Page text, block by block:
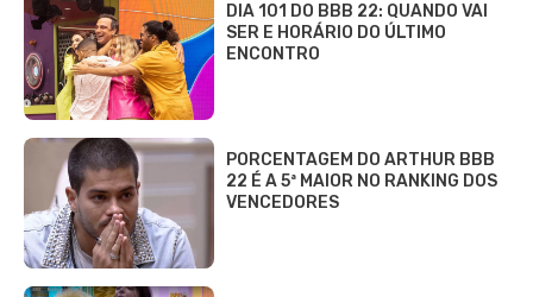
DIA 101 DO BBB 22: QUANDO VAI
SER E HORÁRIO DO ÚLTIMO
ENCONTRO
PORCENTAGEM DO ARTHUR BBB
22 É A 5ª MAIOR NO RANKING DOS
VENCEDORES